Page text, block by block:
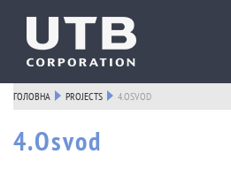
ГОЛОВНА PROJECTS 4.OSVOD
4.Osvod